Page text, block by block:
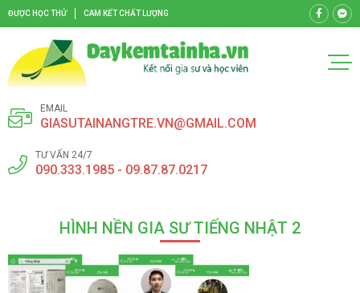
ĐƯỢC HỌC THỬ CAM KẾT CHẤT LƯỢNG
EMAIL
GIASUTAINANGTRE.VN@GMAIL.COM
TƯ VẤN 24/7
090.333.1985 - 09.87.87.0217
HÌNH NỀN GIA SƯ TIẾNG NHẬT 2